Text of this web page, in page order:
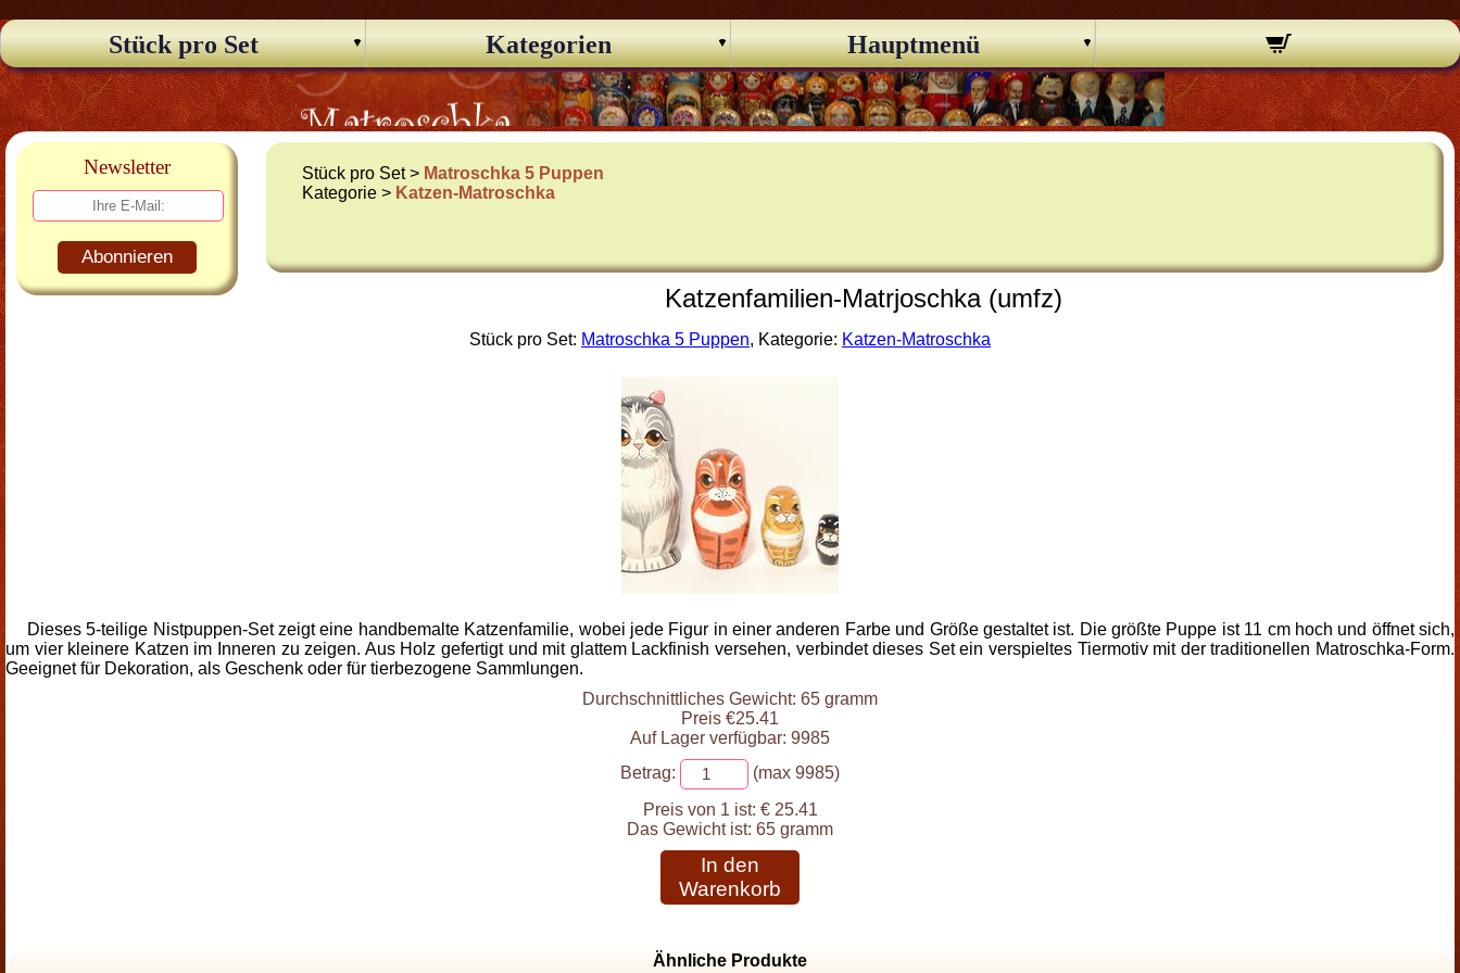
Stück pro Set Kategorien Hauptmenü
Newsletter
Abonnieren
Stück pro Set > Matroschka 5 Puppen
Kategorie > Katzen-Matroschka
Katzenfamilien-Matrjoschka (umfz)
Stück pro Set: Matroschka 5 Puppen, Kategorie: Katzen-Matroschka
Dieses 5-teilige Nistpuppen-Set zeigt eine handbemalte Katzenfamilie, wobei jede Figur in einer anderen Farbe und Größe gestaltet ist. Die größte Puppe ist 11 cm hoch und öffnet sich,
um vier kleinere Katzen im Inneren zu zeigen. Aus Holz gefertigt und mit glattem Lackfinish versehen, verbindet dieses Set ein verspieltes Tiermotiv mit der traditionellen Matroschka-Form.
Geeignet für Dekoration, als Geschenk oder für tierbezogene Sammlungen.
Durchschnittliches Gewicht: 65 gramm
Preis €25.41
Auf Lager verfügbar: 9985
Betrag:
(max 9985)
Preis von 1 ist: € 25.41
Das Gewicht ist: 65 gramm
In den
Warenkorb
Ähnliche Produkte